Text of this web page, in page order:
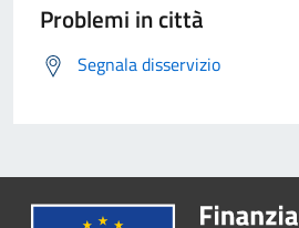
Problemi in città
Segnala disservizio